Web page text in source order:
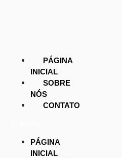
PÁGINA
INICIAL
SOBRE
NÓS
CONTATO
PÁGINA
INICIAL